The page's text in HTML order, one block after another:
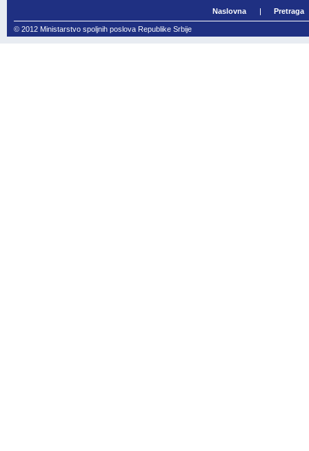
Naslovna Pretraga
© 2012 Ministarstvo spoljnih poslova Republike Srbije